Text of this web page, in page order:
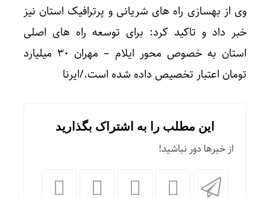
وی از بهسازی راه های شریانی و پرترافیک استان نیز
خبر داد و تاکید کرد: برای توسعه راه های اصلی
استان به خصوص محور ایلام – مهران ۳۰ میلیارد
تومان اعتبار تخصیص داده شده است./ایرنا
این مطلب را به اشتراک بگذارید
از خبرها دور نباشید!